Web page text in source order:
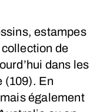
estampes
de
dans les
(109). En
également